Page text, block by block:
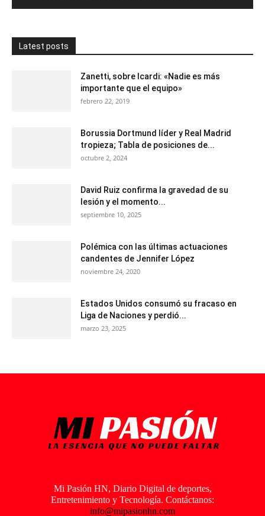
Latest posts
Zanetti, sobre Icardi: «Nadie es más
importante que el equipo»
febrero 22, 2019
Borussia Dortmund líder y Real Madrid
tropieza; Tabla de posiciones de...
octubre 2, 2024
David Ruiz confirma la gravedad de su
lesión y el momento...
septiembre 10, 2025
Polémica con las últimas actuaciones
candentes de Jennifer López
noviembre 24, 2020
Estados Unidos consumó su fracaso en
Liga de Naciones y perdió...
marzo 23, 2025
Mi Pasión HN, Diario Digital de deportes,
Entretenimiento y Tecnología. Contáctanos:
info@mipasionhn.com